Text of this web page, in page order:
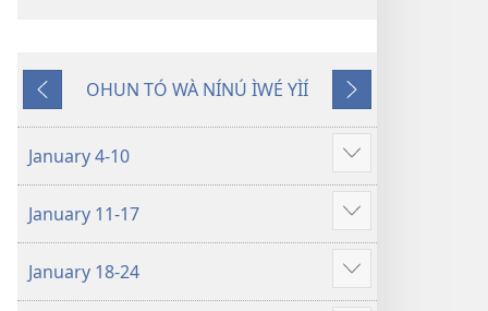
wa
AYÉ
IṢẸ́
Pa
Dà
OHUN TÓ WÀ NÍNÚ ÌWÉ YÌÍ
Èyí
Tó
Kàn
January 4-10
Fi
èyí
tó
pọ̀
hàn
January 11-17
Fi
èyí
tó
pọ̀
January 18-24
Fi